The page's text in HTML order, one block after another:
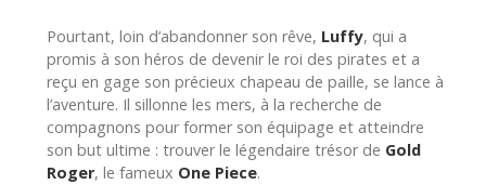
Pourtant, loin d’abandonner son rêve, Luffy, qui a
promis à son héros de devenir le roi des pirates et a
reçu en gage son précieux chapeau de paille, se lance à
l’aventure. Il sillonne les mers, à la recherche de
compagnons pour former son équipage et atteindre
son but ultime : trouver le légendaire trésor de Gold
Roger, le fameux One Piece.